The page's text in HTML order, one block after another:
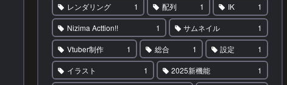
レンダリング 1 配列 1 IK 1
Nizima Acttion!! 1 サムネイル 1
Vtuber制作 1 総合 1 設定 1
イラスト 1 2025新機能 1